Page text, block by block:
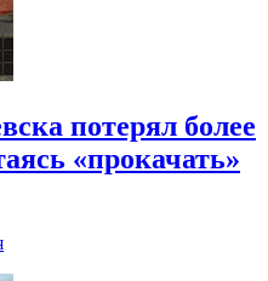
потерял более
«прокачать»